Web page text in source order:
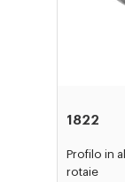
1822
Profilo in
rotaie